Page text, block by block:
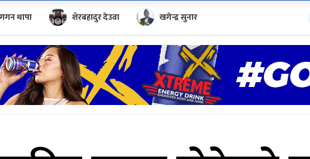
गगन थापा शेरबहादुर देउवा खगेन्द्र सुनार